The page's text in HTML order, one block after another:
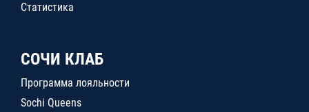
Статистика
СОЧИ КЛАБ
Программа лояльности
Sochi Queens